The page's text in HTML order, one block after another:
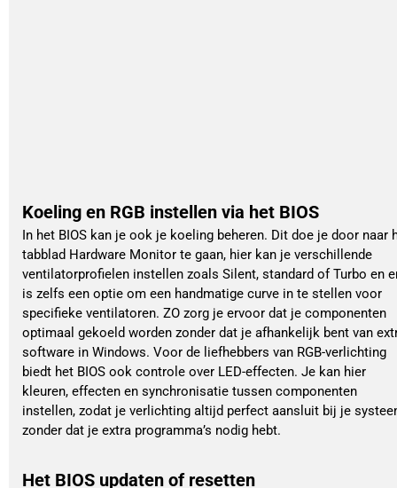
Koeling en RGB instellen via het BIOS
In het BIOS kan je ook je koeling beheren. Dit doe je door naar
tabblad Hardware Monitor te gaan, hier kan je verschillende
ventilatorprofielen instellen zoals Silent, standard of Turbo en
is zelfs een optie om een handmatige curve in te stellen voor
specifieke ventilatoren. ZO zorg je ervoor dat je componenten
optimaal gekoeld worden zonder dat je afhankelijk bent van
software in Windows. Voor de liefhebbers van RGB-verlichting
biedt het BIOS ook controle over LED-effecten. Je kan hier
kleuren, effecten en synchronisatie tussen componenten
instellen, zodat je verlichting altijd perfect aansluit bij je
zonder dat je extra programma’s nodig hebt.
Het BIOS updaten of resetten